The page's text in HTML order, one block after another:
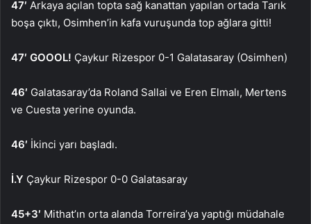
47′ Arkaya açılan topta sağ kanattan yapılan ortada Tarık
boşa çıktı, Osimhen’in kafa vuruşunda top ağlara gitti!
47′ GOOOL! Çaykur Rizespor 0-1 Galatasaray (Osimhen)
46′ Galatasaray’da Roland Sallai ve Eren Elmalı, Mertens
ve Cuesta yerine oyunda.
46′ İkinci yarı başladı.
İ.Y Çaykur Rizespor 0-0 Galatasaray
45+3′ Mithat’ın orta alanda Torreira’ya yaptığı müdahale